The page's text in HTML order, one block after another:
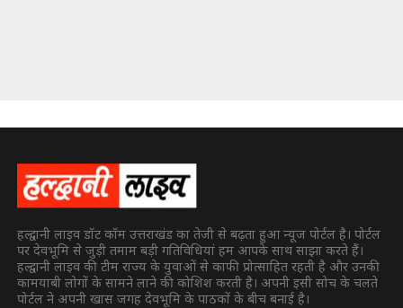
हल्द्वानी लाइव डॉट कॉम उत्तराखंड का तेजी से बढ़ता हुआ न्यूज पोर्टल है। पोर्टल
पर देवभूमि से जुड़ी तमाम बड़ी गतिविधियां हम आपके साथ साझा करते हैं।
हल्द्वानी लाइव की टीम राज्य के युवाओं से काफी प्रोत्साहित रहती है और उनकी
कामयाबी लोगों के सामने लाने की कोशिश करती है। अपनी इसी सोच के चलते
पोर्टल ने अपनी खास जगह देवभूमि के पाठकों के बीच बनाई है।